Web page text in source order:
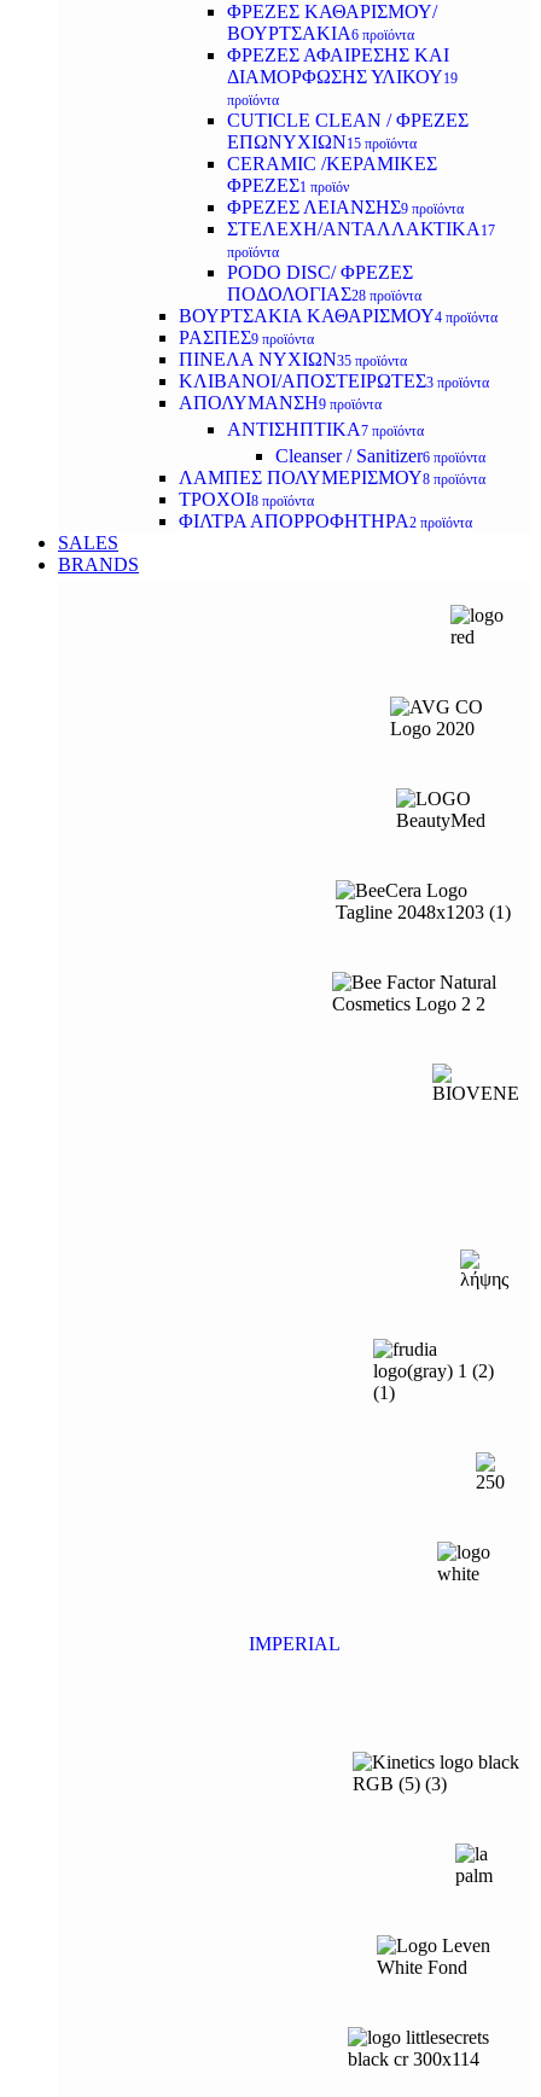
ΦΡΕΖΕΣ ΚΑΘΑΡΙΣΜΟΥ/
ΒΟΥΡΤΣΑΚΙΑ6 προϊόντα
ΦΡΕΖΕΣ ΑΦΑΙΡΕΣΗΣ ΚΑΙ
ΔΙΑΜΟΡΦΩΣΗΣ ΥΛΙΚΟΥ19
προϊόντα
CUTICLE CLEAN / ΦΡΕΖΕΣ
ΕΠΩΝΥΧΙΩΝ15 προϊόντα
CERAMIC /ΚΕΡΑΜΙΚΕΣ
ΦΡΕΖΕΣ1 προϊόν
ΦΡΕΖΕΣ ΛΕΙΑΝΣΗΣ9 προϊόντα
ΣΤΕΛΕΧΗ/ΑΝΤΑΛΛΑΚΤΙΚΑ 17
προϊόντα
PODO DISC/ ΦΡΕΖΕΣ
ΠΟΔΟΛΟΓΙΑΣ28 προϊόντα
ΒΟΥΡΤΣΑΚΙΑ ΚΑΘΑΡΙΣΜΟΥ4 προϊόντα
ΡΑΣΠΕΣ9 προϊόντα
ΠΙΝΕΛΑ ΝΥΧΙΩΝ35 προϊόντα
ΚΛΙΒΑΝΟΙ/ΑΠΟΣΤΕΙΡΩΤΕΣ3 προϊόντα
ΑΠΟΛΥΜΑΝΣΗ9 προϊόντα
ΑΝΤΙΣΗΠΤΙΚΑ7 προϊόντα
Cleanser / Sanitizer6 προϊόντα
ΛΑΜΠΕΣ ΠΟΛΥΜΕΡΙΣΜΟΥ8 προϊόντα
ΤΡΟΧΟΙ8 προϊόντα
ΦΙΛΤΡΑ ΑΠΟΡΡΟΦΗΤΗΡΑ2 προϊόντα
SALES
BRANDS
IMPERIAL